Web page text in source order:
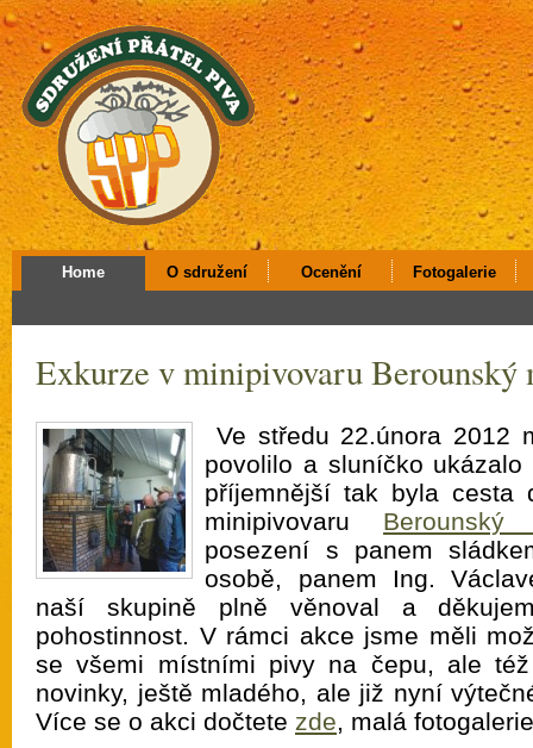
Home O sdružení Ocenění Fotogalerie
Exkurze v minipivovaru Berounský
Ve středu 22.února 2012
povolilo a sluníčko
příjemnější tak byla cesta
minipivovaru Berounský
posezení s panem
osobě, panem Ing.
naší skupině plně věnoval a
pohostinnost. V rámci akce jsme měli
se všemi místními pivy na čepu, ale
novinky, ještě mladého, ale již nyní
Více se o akci dočtete zde, malá